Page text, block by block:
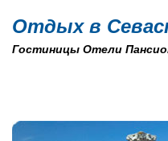
Отдых в
Гостиницы Отели